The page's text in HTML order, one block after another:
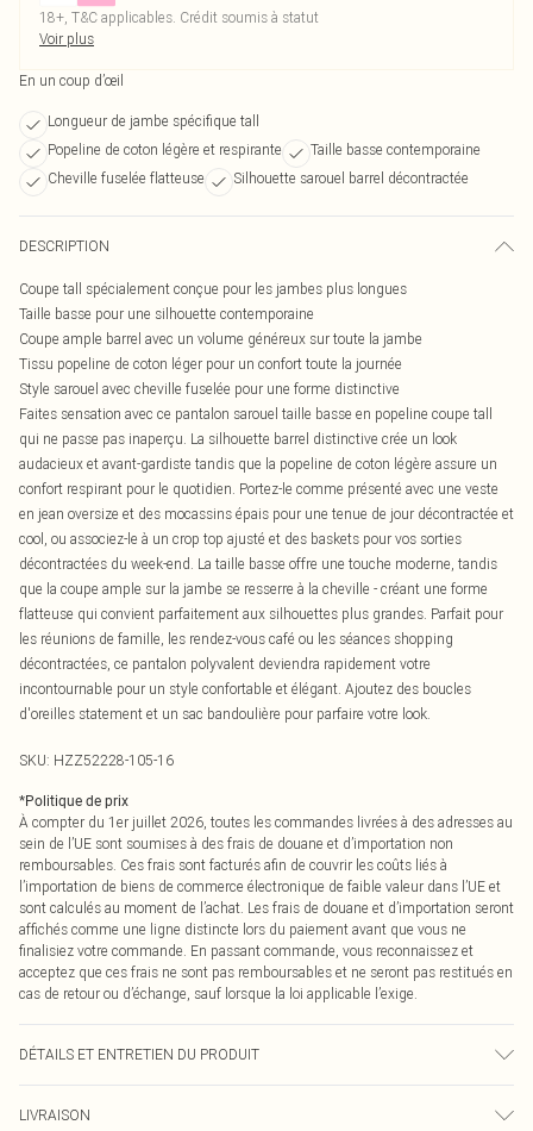
18+, T&C applicables. Crédit soumis à statut
Voir plus
En un coup d’œil
Longueur de jambe spécifique tall
Popeline de coton légère et respirante
Taille basse contemporaine
Cheville fuselée flatteuse
Silhouette sarouel barrel décontractée
DESCRIPTION
Coupe tall spécialement conçue pour les jambes plus longues
Taille basse pour une silhouette contemporaine
Coupe ample barrel avec un volume généreux sur toute la jambe
Tissu popeline de coton léger pour un confort toute la journée
Style sarouel avec cheville fuselée pour une forme distinctive
Faites sensation avec ce pantalon sarouel taille basse en popeline coupe tall
qui ne passe pas inaperçu. La silhouette barrel distinctive crée un look
audacieux et avant-gardiste tandis que la popeline de coton légère assure un
confort respirant pour le quotidien. Portez-le comme présenté avec une veste
en jean oversize et des mocassins épais pour une tenue de jour décontractée et
cool, ou associez-le à un crop top ajusté et des baskets pour vos sorties
décontractées du week-end. La taille basse offre une touche moderne, tandis
que la coupe ample sur la jambe se resserre à la cheville - créant une forme
flatteuse qui convient parfaitement aux silhouettes plus grandes. Parfait pour
les réunions de famille, les rendez-vous café ou les séances shopping
décontractées, ce pantalon polyvalent deviendra rapidement votre
incontournable pour un style confortable et élégant. Ajoutez des boucles
d'oreilles statement et un sac bandoulière pour parfaire votre look.
SKU: HZZ52228-105-16
*Politique de prix
À compter du 1er juillet 2026, toutes les commandes livrées à des adresses au
sein de l’UE sont soumises à des frais de douane et d’importation non
remboursables. Ces frais sont facturés afin de couvrir les coûts liés à
l’importation de biens de commerce électronique de faible valeur dans l’UE et
sont calculés au moment de l’achat. Les frais de douane et d’importation seront
affichés comme une ligne distincte lors du paiement avant que vous ne
finalisiez votre commande. En passant commande, vous reconnaissez et
acceptez que ces frais ne sont pas remboursables et ne seront pas restitués en
cas de retour ou d’échange, sauf lorsque la loi applicable l’exige.
DÉTAILS ET ENTRETIEN DU PRODUIT
une taille 10.
LIVRAISON